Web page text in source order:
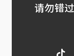
请勿错